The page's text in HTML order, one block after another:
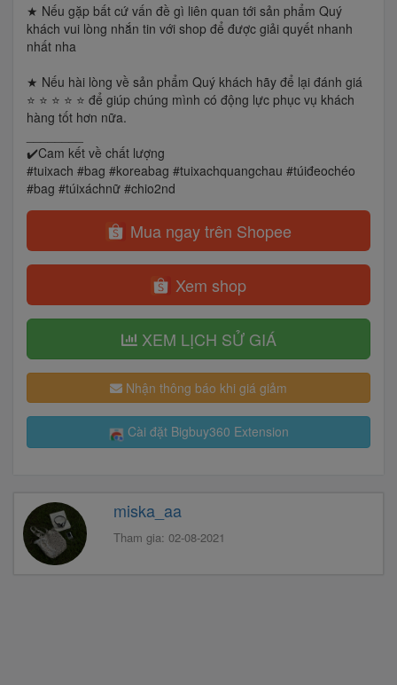
★ Nếu gặp bất cứ vấn đề gì liên quan tới sản phẩm Quý
khách vui lòng nhắn tin với shop để được giải quyết nhanh
nhất nha
★ Nếu hài lòng về sản phẩm Quý khách hãy để lại đánh giá
⭐ ⭐ ⭐ ⭐ ⭐ để giúp chúng mình có động lực phục vụ khách
hàng tốt hơn nữa.
✔️Cam kết về chất lượng
#tuixach #bag #koreabag #tuixachquangchau #túiđeochéo
#bag #túixáchnữ #chio2nd
Mua ngay trên Shopee
Xem shop
XEM LỊCH SỬ GIÁ
Nhận thông báo khi giá giảm
Cài đặt Bigbuy360 Extension
miska_aa
Tham gia: 02-08-2021